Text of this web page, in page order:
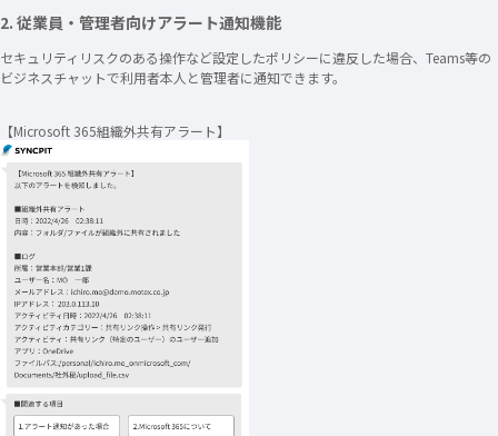
2. 従業員・管理者向けアラート通知機能
セキュリティリスクのある操作など設定したポリシーに違反した場合、Teams等の
ビジネスチャットで利用者本人と管理者に通知できます。
【Microsoft 365組織外共有アラート】